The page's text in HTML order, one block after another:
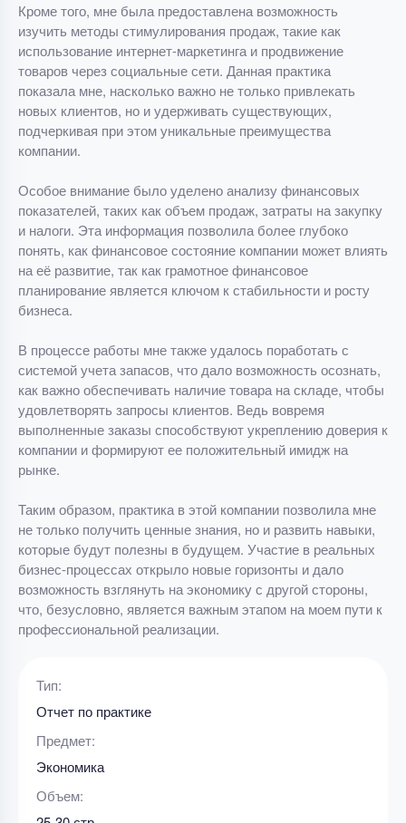
Кроме того, мне была предоставлена возможность
изучить методы стимулирования продаж, такие как
использование интернет-маркетинга и продвижение
товаров через социальные сети. Данная практика
показала мне, насколько важно не только привлекать
новых клиентов, но и удерживать существующих,
подчеркивая при этом уникальные преимущества
компании.
Особое внимание было уделено анализу финансовых
показателей, таких как объем продаж, затраты на закупку
и налоги. Эта информация позволила более глубоко
понять, как финансовое состояние компании может влиять
на её развитие, так как грамотное финансовое
планирование является ключом к стабильности и росту
бизнеса.
В процессе работы мне также удалось поработать с
системой учета запасов, что дало возможность осознать,
как важно обеспечивать наличие товара на складе, чтобы
удовлетворять запросы клиентов. Ведь вовремя
выполненные заказы способствуют укреплению доверия к
компании и формируют ее положительный имидж на
рынке.
Таким образом, практика в этой компании позволила мне
не только получить ценные знания, но и развить навыки,
которые будут полезны в будущем. Участие в реальных
бизнес-процессах открыло новые горизонты и дало
возможность взглянуть на экономику с другой стороны,
что, безусловно, является важным этапом на моем пути к
профессиональной реализации.
Тип:
Отчет по практике
Предмет:
Экономика
Объем: